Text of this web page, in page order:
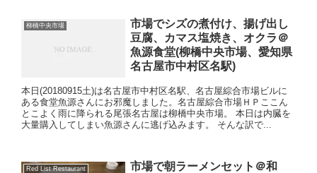
柳橋中央市場
市場でシズの煮付け、揚げ出し
豆腐、カマス塩焼き、オクラ＠
魚源食堂(柳橋中央市場、愛知県
名古屋市中村区名駅)
本日(20180915土)は名古屋市中村区名駅、名古屋綜合市場ビルに
ある食堂魚源さんにお邪魔しました。名古屋綜合市場ＨＰここん
とこよく雨に降られる尾張名古屋は柳橋中央市場。 本日は内臓を
大量購入してしまい魚源さんに逃げ込みます。 そんな訳で...
Red List Restaurant
市場で朝ラーメンセット＠和